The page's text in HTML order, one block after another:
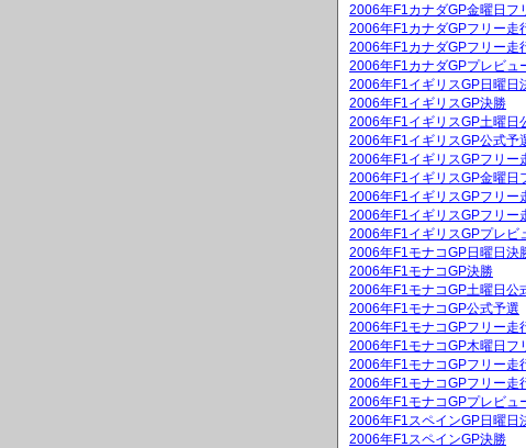
2006年F1カナダGP金曜日フ
2006年F1カナダGPフリー走
2006年F1カナダGPフリー走
2006年F1カナダGPプレビュ
2006年F1イギリスGP日曜日
2006年F1イギリスGP決勝
2006年F1イギリスGP土曜日
2006年F1イギリスGP公式予
2006年F1イギリスGPフリー
2006年F1イギリスGP金曜日
2006年F1イギリスGPフリー
2006年F1イギリスGPフリー
2006年F1イギリスGPプレビ
2006年F1モナコGP日曜日決
2006年F1モナコGP決勝
2006年F1モナコGP土曜日公
2006年F1モナコGP公式予選
2006年F1モナコGPフリー走
2006年F1モナコGP木曜日フ
2006年F1モナコGPフリー走
2006年F1モナコGPフリー走
2006年F1モナコGPプレビュ
2006年F1スペインGP日曜日
2006年F1スペインGP決勝